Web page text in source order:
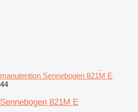
manutention Sennebogen 821M E
44
Sennebogen 821M E